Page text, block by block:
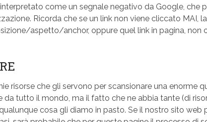
come un segnale negativo da Google, che
Ricorda che se un link non viene cliccato MAI,
aspetto/anchor, oppure quel link in pagina, non
risorse che gli servono per scansionare una enorme
da tutto il mondo, ma il fatto che ne abbia tante (di
cosa gli diamo in pasto. Se il nostro sito web